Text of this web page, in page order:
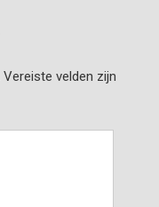
Vereiste velden zijn